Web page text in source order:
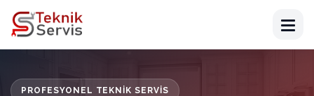
PROFESYONEL TEKNIK SERVIS